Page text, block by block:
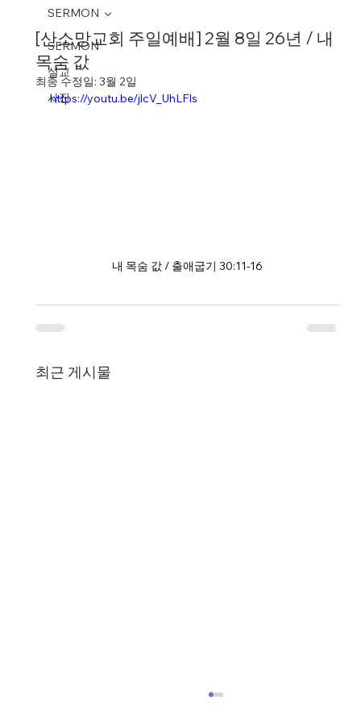
SERMON
설교
사진
SERMON
[산소망교회 주일예배] 2월 8일 26년 / 내
목숨 값
최종 수정일:3월 2일
https://youtu.be/jlcV_UhLFIs
내 목숨 값 / 출애굽기 30:11-16
최근 게시물